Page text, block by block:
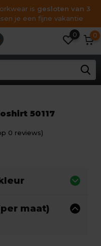
is gesloten van 3
je een fijne vakantie
0 0
50117
0 reviews)
maat)